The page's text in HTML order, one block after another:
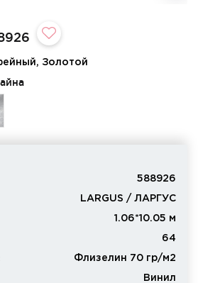
Золотой
588926
LARGUS / ЛАРГУС
1.06*10.05 м
64
Флизелин 70 гр/м2
Винил